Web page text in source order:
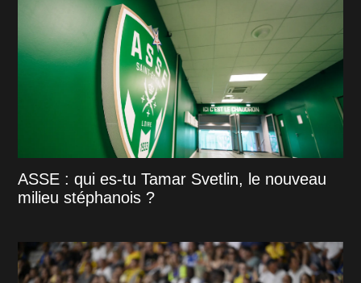
ASSE : qui es-tu Tamar Svetlin, le nouveau
milieu stéphanois ?